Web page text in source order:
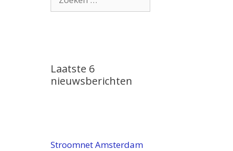
naar:
Laatste 6
nieuwsberichten
Stroomnet Amsterdam